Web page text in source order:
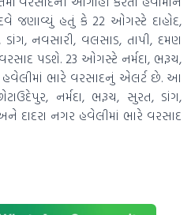
જણાવ્યું હતું કે 22 ઓગસ્ટે દાહોદ,
નવસારી, વલસાડ, તાપી, દમણ
પડશે. 23 ઓગસ્ટે નર્મદા, ભરૂચ,
ભારે વરસાદનું એલર્ટ છે. આ
નર્મદા, ભરૂચ, સુરત, ડાંગ,
દાદરા નગર હવેલીમાં ભારે વરસાદ